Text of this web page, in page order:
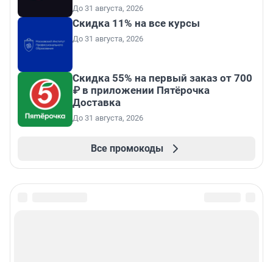
До 31 августа, 2026
Скидка 11% на все курсы
До 31 августа, 2026
Скидка 55% на первый заказ от 700
₽ в приложении Пятёрочка
Доставка
До 31 августа, 2026
Все промокоды